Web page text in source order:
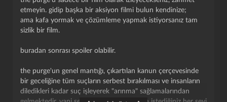
etmeyin. gidip başka bir aksiyon filmi bulun kendinize;
ama kafa yormak ve çözümleme yapmak istiyorsanız tam
sizlik bir film.
buradan sonrası spoiler olabilir.
the purge'un genel mantığı, çıkartılan kanun çerçevesinde
bir geceliğine tüm suçların serbest bırakılması ve insanların
diledikleri kadar suç işleyerek "arınma" sağlamalarından
kapat kaydet